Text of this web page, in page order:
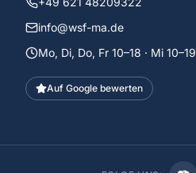
info@wsf-ma.de
Mo, Di, Do, Fr 10–18 · Mi
Auf Google bewerten